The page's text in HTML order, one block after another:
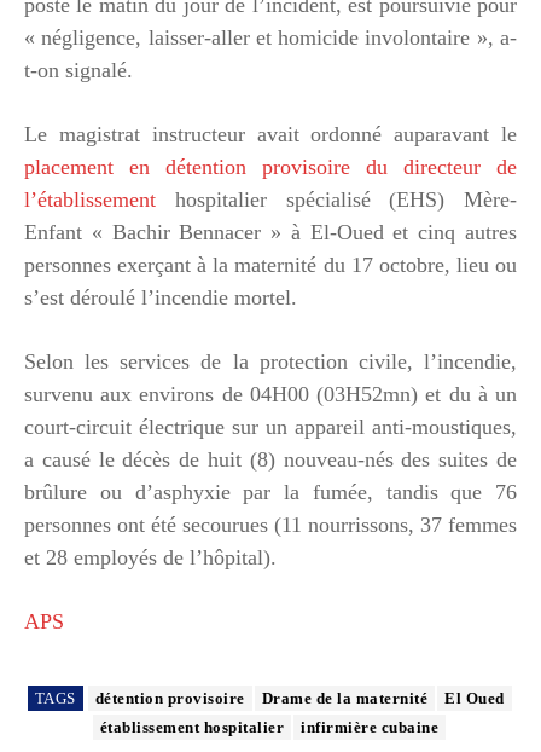
« négligence, laisser-aller et homicide involontaire », a-
t-on signalé.
Le magistrat instructeur avait ordonné auparavant le
placement en détention provisoire du directeur de
l’établissement hospitalier spécialisé (EHS) Mère-
Enfant « Bachir Bennacer » à El-Oued et cinq autres
personnes exerçant à la maternité du 17 octobre, lieu ou
s’est déroulé l’incendie mortel.
Selon les services de la protection civile, l’incendie,
survenu aux environs de 04H00 (03H52mn) et du à un
court-circuit électrique sur un appareil anti-moustiques,
a causé le décès de huit (8) nouveau-nés des suites de
brûlure ou d’asphyxie par la fumée, tandis que 76
personnes ont été secourues (11 nourrissons, 37 femmes
et 28 employés de l’hôpital).
APS
TAGS détention provisoire Drame de la maternité
El Oued
établissement hospitalier
infirmière cubaine